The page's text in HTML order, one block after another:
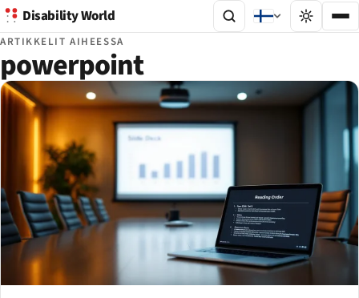
Disability World
ARTIKKELIT AIHEESSA
powerpoint